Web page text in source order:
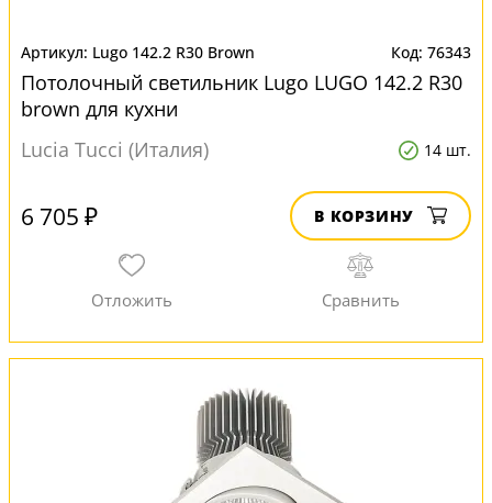
Lugo 142.2 R30 Brown 76343
Потолочный светильник Lugo LUGO 142.2 R30
brown для кухни
Lucia Tucci (Италия)
14 шт.
6 705 ₽ В КОРЗИНУ